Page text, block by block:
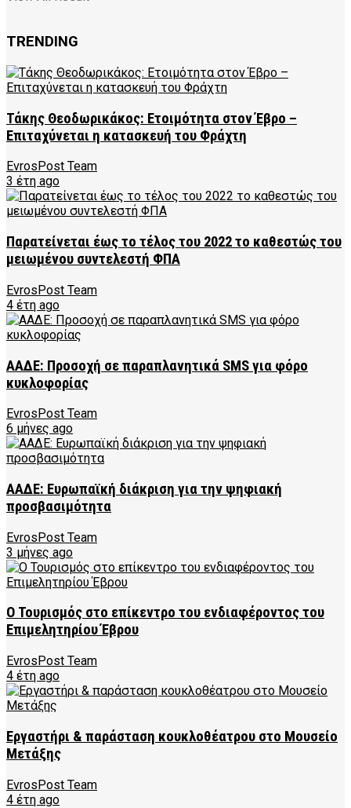
TRENDING
Τάκης Θεοδωρικάκος: Ετοιμότητα στον Έβρο –
Επιταχύνεται η κατασκευή του Φράχτη
EvrosPost Team
3 έτη ago
Παρατείνεται έως το τέλος του 2022 το καθεστώς του
μειωμένου συντελεστή ΦΠΑ
EvrosPost Team
4 έτη ago
ΑΑΔΕ: Προσοχή σε παραπλανητικά SMS για φόρο
κυκλοφορίας
EvrosPost Team
6 μήνες ago
ΑΑΔΕ: Ευρωπαϊκή διάκριση για την ψηφιακή
προσβασιμότητα
EvrosPost Team
3 μήνες ago
Ο Τουρισμός στο επίκεντρο του ενδιαφέροντος του
Επιμελητηρίου Έβρου
EvrosPost Team
4 έτη ago
Εργαστήρι & παράσταση κουκλοθέατρου στο Μουσείο
Μετάξης
EvrosPost Team
4 έτη ago